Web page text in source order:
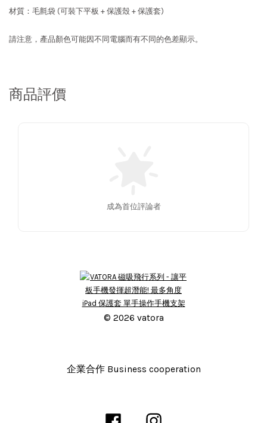
材質：毛氈袋 (可裝下平板 + 保護殼 + 保護套)
請注意，產品顏色可能因不同電腦而有不同的色差顯示。
商品評價
成為首位評論者
© 2026 vatora
企業合作 Business cooperation
Facebook